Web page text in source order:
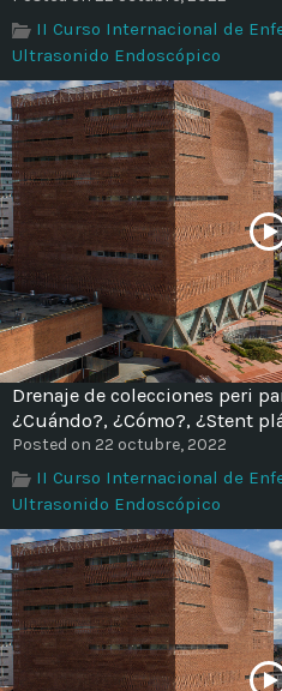
Time
II Curso Internacional de
Ultrasonido Endoscópico
Drenaje de colecciones peri
¿Cuándo?, ¿Cómo?, ¿Stent
Posted on 22 octubre, 2022
II Curso Internacional de
Ultrasonido Endoscópico